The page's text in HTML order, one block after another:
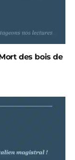
des bois de